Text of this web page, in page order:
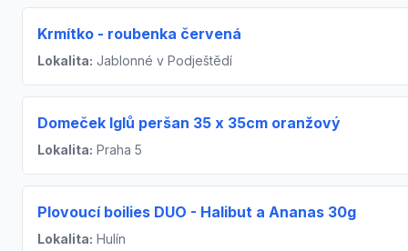
Krmítko - roubenka červená
Lokalita: Jablonné v Podještědí
Domeček Iglů peršan 35 x 35cm oranžový
Lokalita: Praha 5
Plovoucí boilies DUO - Halibut a Ananas 30g
Lokalita: Hulín